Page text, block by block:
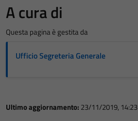
A cura di
Questa pagina è gestita da
Ufficio Segreteria Generale
Ultimo aggiornamento: 23/11/2019, 14:23